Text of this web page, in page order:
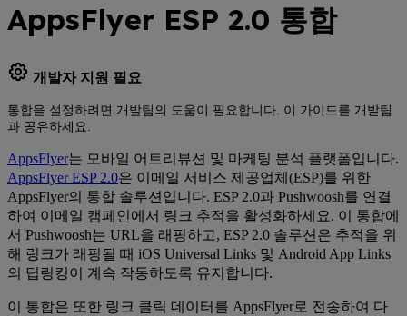
AppsFlyer ESP 2.0 통합
개발자 지원 필요
통합을 설정하려면 개발팀의 도움이 필요합니다. 이 가이드를 개발팀
과 공유하세요.
AppsFlyer는 모바일 어트리뷰션 및 마케팅 분석 플랫폼입니다.
AppsFlyer ESP 2.0은 이메일 서비스 제공업체(ESP)를 위한
AppsFlyer의 통합 솔루션입니다. ESP 2.0과 Pushwoosh를 연결
하여 이메일 캠페인에서 링크 추적을 활성화하세요. 이 통합에
서 Pushwoosh는 URL을 래핑하고, ESP 2.0 솔루션은 추적을 위
해 링크가 래핑될 때 iOS Universal Links 및 Android App Links
의 딥링킹이 계속 작동하도록 유지합니다.
이 통합은 또한 링크 클릭 데이터를 AppsFlyer로 전송하여 다